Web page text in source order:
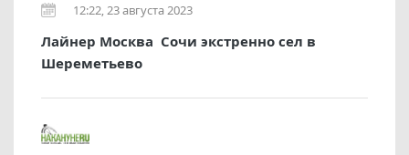
12:22, 23 августа 2023
Лайнер Москва  Сочи экстренно сел в
Шереметьево